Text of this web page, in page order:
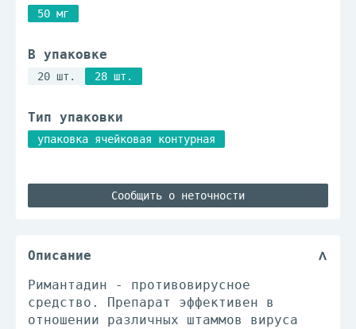
50 мг
В упаковке
20 шт. 28 шт.
Тип упаковки
упаковка ячейковая контурная
Сообщить о неточности
Описание
Римантадин - противовирусное
средство. Препарат эффективен в
отношении различных штаммов вируса